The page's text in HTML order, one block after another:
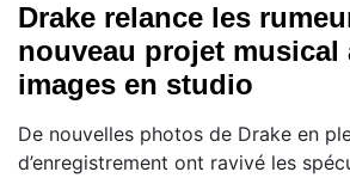
Drake relance les
nouveau projet musical
images en studio
De nouvelles photos de Drake en
d’enregistrement ont ravivé les